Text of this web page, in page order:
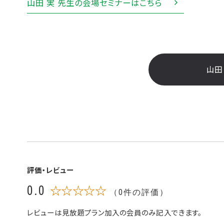
山田 実 先生の会場セミナーはこちら
山
評価・レビュー
0.0 ☆☆☆☆☆ （0件の評価）
レビューは見放題プラン加入の会員のみ記入できます。